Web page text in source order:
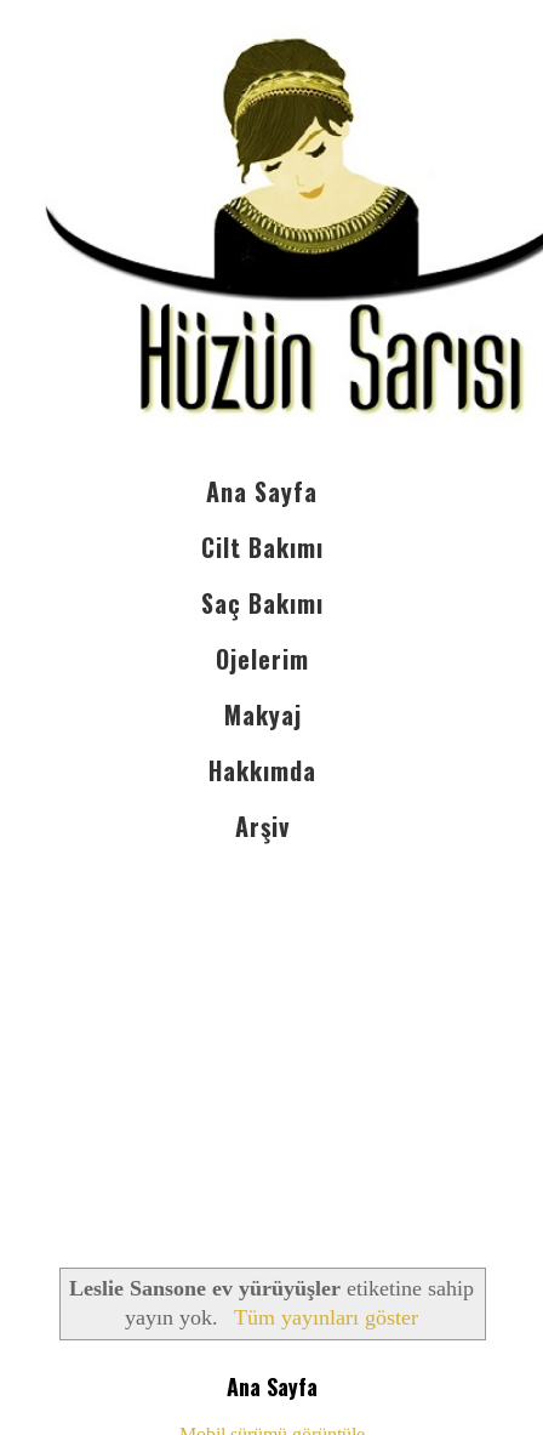
Ana Sayfa
Cilt Bakımı
Saç Bakımı
Ojelerim
Makyaj
Hakkımda
Arşiv
Leslie Sansone ev yürüyüşler etiketine sahip
yayın yok.
Tüm yayınları göster
Ana Sayfa